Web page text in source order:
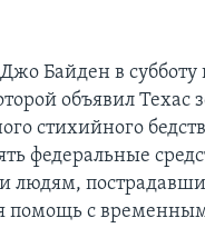
Байден в субботу
объявил Техас
стихийного
федеральные
людям,
помощь с